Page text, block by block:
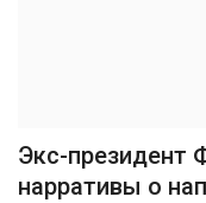
Экс-президент
нарративы о